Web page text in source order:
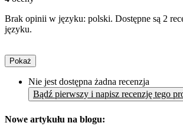
Brak opinii w języku: polski. Dostępne są 2
języku.
Pokaż
Nie jest dostępna żadna recenzja
Bądź pierwszy i napisz recenzję tego
Nowe artykułu na blogu: